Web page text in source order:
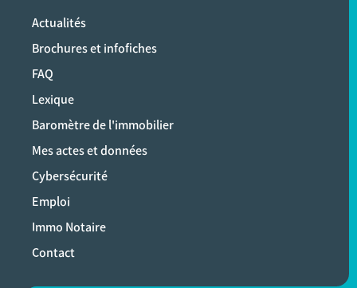
Actualités
Brochures et infofiches
FAQ
Lexique
Baromètre de l'immobilier
Mes actes et données
Cybersécurité
Emploi
Immo Notaire
Contact